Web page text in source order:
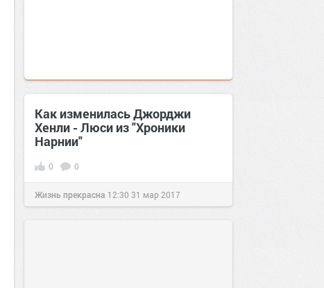
Как изменилась Джорджи
Хенли - Люси из "Хроники
Нарнии"
0 0
Жизнь прекрасна 12:30 31 мар 2017